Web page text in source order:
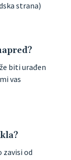
strana)
biti urađen
vas
zavisi od